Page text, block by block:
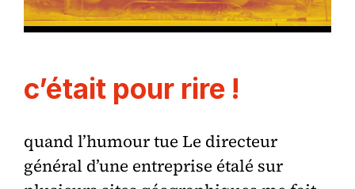
c’était pour rire !
quand l’humour tue Le directeur
général d’une entreprise étalé sur